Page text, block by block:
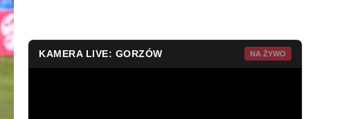
KAMERA LIVE: GORZÓW NA ŻYWO